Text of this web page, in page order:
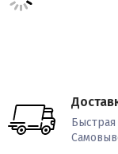
Быстрая